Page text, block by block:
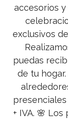
accesorios
exclusivos
puedas
de tu
presenciales
+ IVA. 🌸